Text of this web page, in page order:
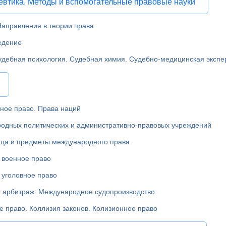
Методы и вспомогательные правовые науки
в теории права
психология. Судебная химия. Судебно-медицинская
право. Права наций
политических и административно-правовых учреждений
и предметы международного права
право
право
Международное судопроизводство
право. Коллизия законов. Колизионное право